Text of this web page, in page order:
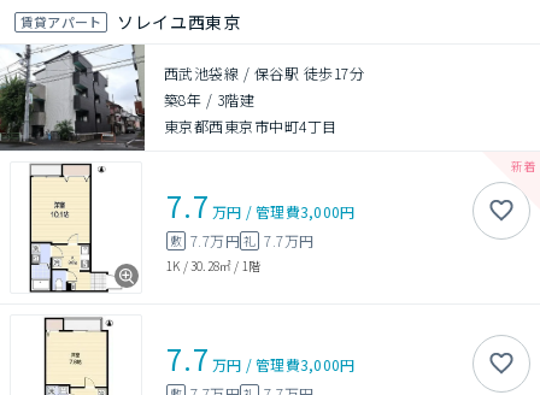
賃貸アパート ソレイユ西東京
西武池袋線 / 保谷駅 徒歩17分
築8年 / 3階建
東京都西東京市中町4丁目
7.7 万円 /管理費3,000円
敷 7.7万円礼 7.7万円
1K /30.28㎡ / 1階
7.7 万円 /管理費3,000円